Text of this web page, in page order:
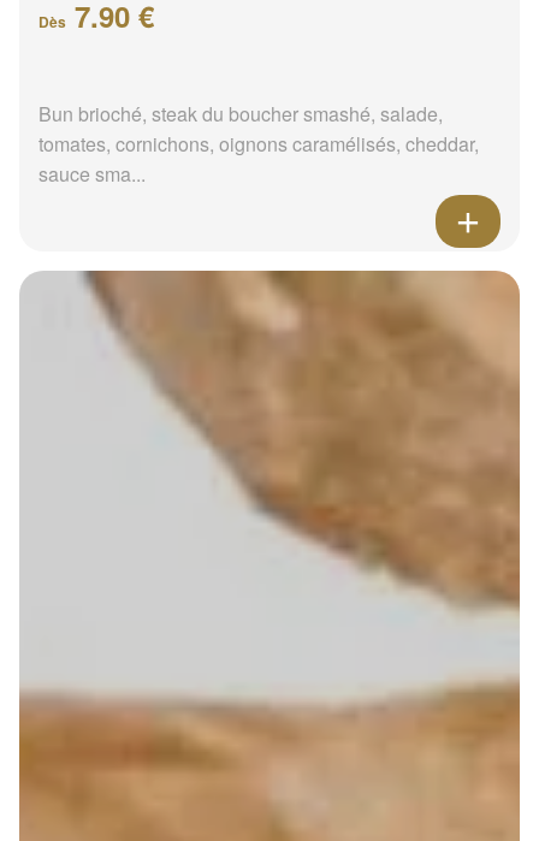
Dès 7.90 €
Bun brioché, steak du boucher smashé, salade,
tomates, cornichons, oignons caramélisés, cheddar,
sauce sma...